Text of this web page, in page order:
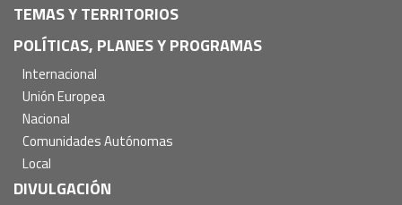
TEMAS Y TERRITORIOS
POLÍTICAS, PLANES Y PROGRAMAS
Internacional
Unión Europea
Nacional
Comunidades Autónomas
Local
DIVULGACIÓN